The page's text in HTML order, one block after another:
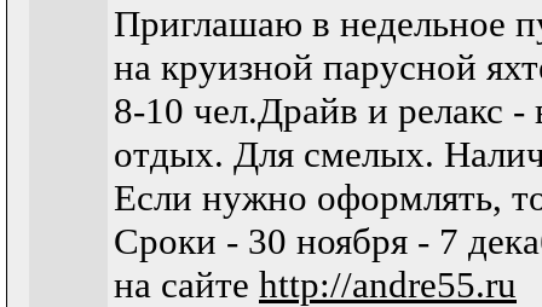
Приглашаю в недельное
на круизной парусной
8-10 чел.Драйв и релакс
отдых. Для смелых.
Если нужно оформлять,
Сроки - 30 ноября - 7
на сайте http://andre55.ru